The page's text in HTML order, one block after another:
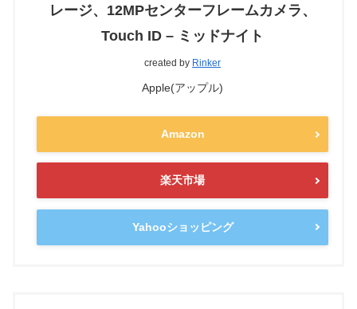
レージ、12MPセンターフレームカメラ、
Touch ID – ミッドナイト
created by Rinker
Apple(アップル)
Amazon
楽天市場
Yahooショッピング